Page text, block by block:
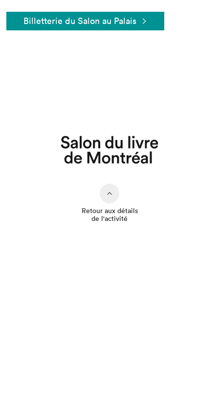
Billetterie du Salon au Palais
Retour aux détails
de l'activité